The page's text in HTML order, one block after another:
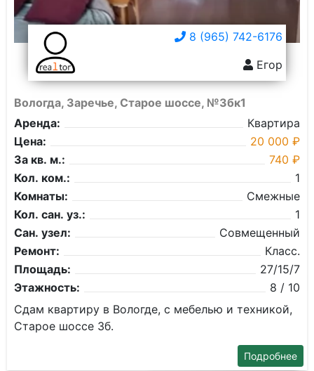
8 (965) 742-6176
Егор
Вологда, Заречье, Старое шоссе, №3бк1
Аренда:
Квартира
Цена:
20 000 ₽
За кв. м.:
740 ₽
Кол. ком.:
1
Комнаты:
Смежные
Кол. сан. уз.:
1
Сан. узел:
Совмещенный
Ремонт:
Класс.
Площадь:
27/15/7
Этажность:
8 / 10
Сдам квартиру в Вологде, с мебелью и техникой,
Старое шоссе 3б.
Подробнее